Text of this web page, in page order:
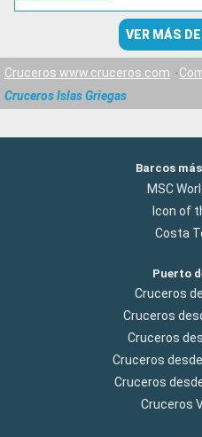
VER MÁS
Cruceros www.cruceros.com
Cruceros Islas Griegas
Barcos
MSC
Icon of
Costa
Puerto
Cruceros
Cruceros
Cruceros
Cruceros
Cruceros
Cruceros